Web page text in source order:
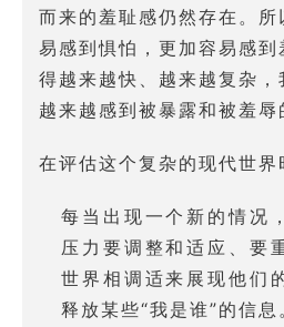
而来的羞耻感仍然存在。
易感到惧怕，更加容易感
得越来越快、越来越复杂，
越来越感到被暴露和被羞辱
在评估这个复杂的现代世界
每当出现一个新的情况
压力要调整和适应、要
世界相调适来展现他们
释放某些“我是谁”的信